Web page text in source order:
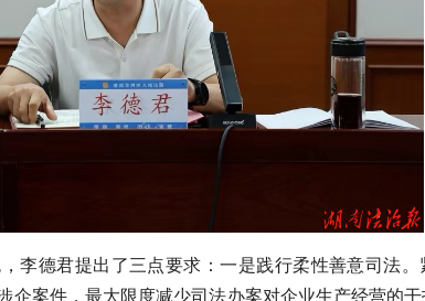
李德君提出了三点要求：一是践行柔性善意司法。
企案件，最大限度减少司法办案对企业生产经营的